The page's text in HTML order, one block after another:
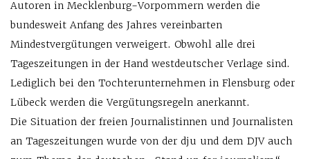
Autoren in Mecklenburg-Vorpommern werden die
bundesweit Anfang des Jahres vereinbarten
Mindestvergütungen verweigert. Obwohl alle drei
Tageszeitungen in der Hand westdeutscher Verlage sind.
Lediglich bei den Tochterunternehmen in Flensburg oder
Lübeck werden die Vergütungsregeln anerkannt.
Die Situation der freien Journalistinnen und Journalisten
an Tageszeitungen wurde von der dju und dem DJV auch